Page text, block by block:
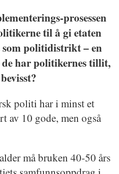
prosessen
til å gi etaten
politidistrikt – en
har politikernes tillit,
politi har i minst et
av 10 gode, men også
må bruken 40-50 års